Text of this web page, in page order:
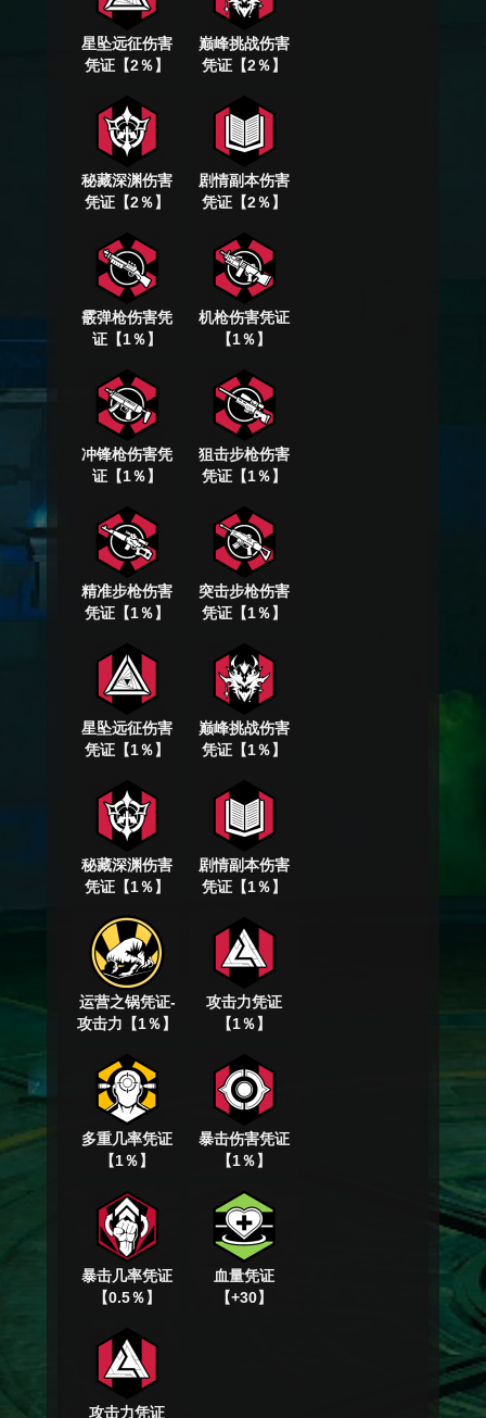
星坠远征伤害
凭证【2％】
巅峰挑战伤害
凭证【2％】
秘藏深渊伤害
凭证【2％】
剧情副本伤害
凭证【2％】
霰弹枪伤害凭
证【1％】
机枪伤害凭证
【1％】
冲锋枪伤害凭
证【1％】
狙击步枪伤害
凭证【1％】
精准步枪伤害
凭证【1％】
突击步枪伤害
凭证【1％】
星坠远征伤害
凭证【1％】
巅峰挑战伤害
凭证【1％】
秘藏深渊伤害
凭证【1％】
剧情副本伤害
凭证【1％】
运营之锅凭证-
攻击力【1％】
攻击力凭证
【1％】
多重几率凭证
【1％】
暴击伤害凭证
【1％】
暴击几率凭证
【0.5％】
血量凭证
【+30】
攻击力凭证